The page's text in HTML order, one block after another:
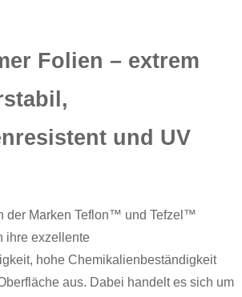
Folien – extrem
und UV
der Marken Teflon™ und Tefzel ™
ihre exzellente
hohe Chemikalienbeständigkeit
aus. Dabei handelt es sich um